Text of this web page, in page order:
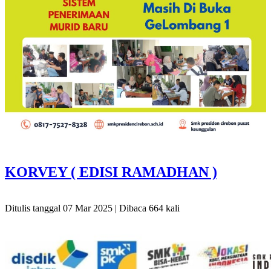
KORVEY ( EDISI RAMADHAN )
Ditulis tanggal 07 Mar 2025 | Dibaca 664 kali